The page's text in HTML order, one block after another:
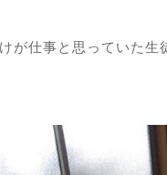
が仕事と思っていた生